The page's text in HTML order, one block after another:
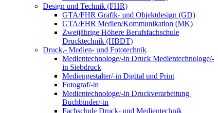
Design und Technik (FHR)
GTA/FHR Grafik- und Objektdesign (GD)
GTA/FHR Medien/Kommunikation (MK)
Zweijährige Höhere Berufsfachschule
Drucktechnik (HBDT)
Druck,- Medien- und Fototechnik
Medientechnologe/-in Druck Medientechnologe/-
in Siebdruck
Mediengestalter/-in Digital und Print
Fotograf/-in
Medientechnologe/-in Druckverarbeitung |
Buchbinder/-in
Fachschule Druck- und Medientechnik